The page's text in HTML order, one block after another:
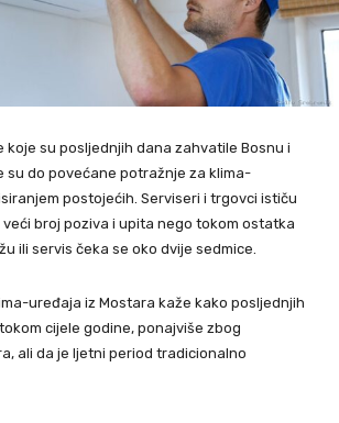
su posljednjih dana zahvatile Bosnu i
su do povećane potražnje za klima-
postojećih. Serviseri i trgovci ističu
broj poziva i upita nego tokom ostatka
ili servis čeka se oko dvije sedmice.
uređaja iz Mostara kaže kako posljednjih
cijele godine, ponajviše zbog
ali da je ljetni period tradicionalno